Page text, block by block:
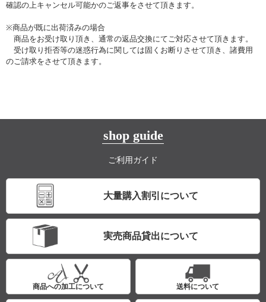
確認の上キャンセル可能かのご返事をさせて頂きます。
※商品が既に出荷済みの場合
商品をお受け取り頂き、通常の返品交換にてご対応させて頂きます。
受け取り拒否等の迷惑行為に関しては固くお断りさせて頂き、諸費用
のご請求をさせて頂きます。
shop guide
ご利用ガイド
大量購入割引について
実売商品貸出について
商品への加工について 送料について